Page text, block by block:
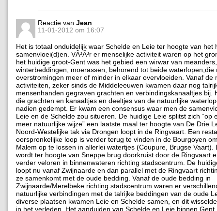
Reactie van Jean
11-01-2012 om 16:07
Het is totaal onduidelijk waar Schelde en Leie ter hoogte van het
samenvloei(d)en. VÃ³Ã³r er menselijke activiteit waren op het
het huidige groot-Gent was het gebied een wirwar van
winterbeddingen, moerassen, behorend tot beide waterlopen,die
overstromingen meer of minder in elkaar overvloeiden. Vanaf de
activiteiten, zeker sinds de Middeleeuwen kwamen daar nog
mensenhanden gegraven grachten en verbindingskanaaltjes bij.
die grachten en kanaaltjes en deeltjes van de natuurlijke
nadien gedempt. Er kwam een consensus waar men de
Leie en de Schelde zou situeren. De huidige Leie splitst zich “op
meer natuurlijke wijze” een laatste maal ter hoogte van De Drie
Noord-Westelijke tak via Drongen loopt in de Ringvaart. Een
oorspronkelijke loop is verder terug te vinden in de Bourgoyen
Malem op te lossen in allerlei watertjes (Coupure, Brugse Vaart).
wordt ter hoogte van Sneppe brug doorkruist door de Ringvaart
verder veloren in binnenwateren richting stadscentrum. De
loopt nu vanaf Zwijnaarde en dan parallel met de Ringvaart
ze samenkomt met de oude bedding. Vanaf de oude bedding in
Zwijnaarde/Merelbeke richting stadscentrum waren er
natuurlijke verbindingen met de talrijke beddingen van de oude
diverse plaatsen kwamen Leie en Schelde samen, en dit
in het verleden. Het aanduiden van Schelde en Leie binnen